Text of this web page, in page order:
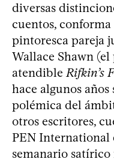
diversas
cuentos, conforma
pintoresca pareja
Wallace Shawn
atendibleRifkin’s
hace algunos
polémica del
otros escritores,
PEN International
semanario satírico